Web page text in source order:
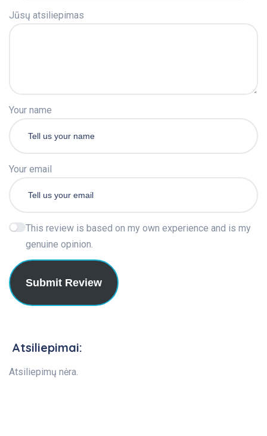
Jūsų atsiliepimas
Your name
Your email
This review is based on my own experience and is my
genuine opinion.
Submit Review
Atsiliepimai:
Atsiliepimų nėra.